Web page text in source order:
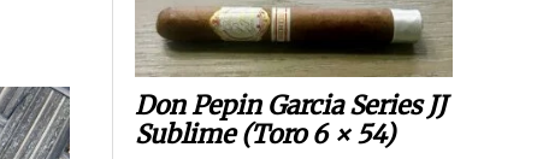
Don Pepin Garcia Series JJ
Sublime (Toro 6 × 54)